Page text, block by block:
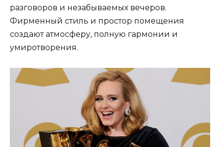
разговоров и незабываемых вечеров.
Фирменный стиль и простор помещения
создают атмосферу, полную гармонии и
умиротворения.